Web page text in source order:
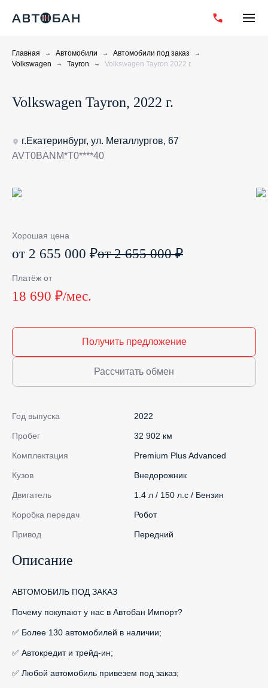
Главная Автомобили
Автомобили под заказ
Volkswagen
Tayron Volkswagen Tayron 2022 г.
Volkswagen Tayron, 2022 г.
г.Екатеринбург, ул. Металлургов, 67
AVT0BANM*T0****40
Хорошая цена
от 2 655 000 ₽от 2 655 000 ₽
Платёж от
18 690 ₽/мес.
Получить предложение
Рассчитать обмен
Год выпуска 2022
Пробег 32 902 км
Комплектация Premium Plus Advanced
Кузов Внедорожник
Двигатель 1.4 л / 150 л.с / Бензин
Коробка передач Робот
Привод Передний
Описание
АВТОМОБИЛЬ ПОД ЗАКАЗ
Почему покупают у нас в Автобан Импорт?
✅ Более 130 автомобилей в наличии;
✅ Автокредит и трейд-ин;
✅ Любой автомобиль привезем под заказ;